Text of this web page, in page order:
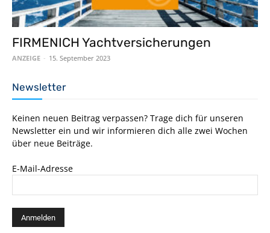
FIRMENICH Yachtversicherungen
ANZEIGE - 15. September 2023
Newsletter
Keinen neuen Beitrag verpassen? Trage dich für unseren
Newsletter ein und wir informieren dich alle zwei Wochen
über neue Beiträge.
E-Mail-Adresse